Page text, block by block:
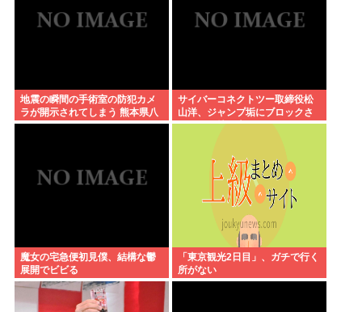
地震の瞬間の手術室の防犯カメ
ラが開示されてしまう 熊本県八
代
サイバーコネクトツー取締役松
山洋、ジャンプ垢にブロックさ
れてお気持ち表明。何かあった
魔女の宅急便初見僕、結構な鬱
展開でビビる
「東京観光2日目」、ガチで行く
所がない